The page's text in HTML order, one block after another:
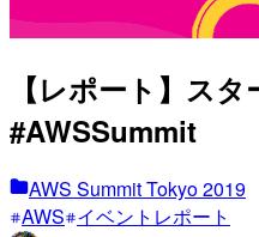
【レポート】ス
#AWSSummit
AWS Summit Tokyo 2019
AWS イベントレポート